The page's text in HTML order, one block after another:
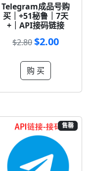
Telegram成品号购
买｜+51秘鲁｜7天
+｜API接码链接
$2.80$2.00
购 买
售罄